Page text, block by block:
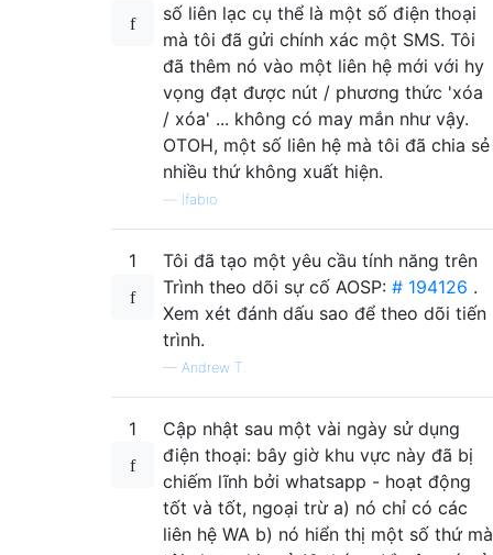
số liên lạc cụ thể là một số điện thoại
mà tôi đã gửi chính xác một SMS. Tôi
đã thêm nó vào một liên hệ mới với hy
vọng đạt được nút / phương thức 'xóa
/ xóa' ... không có may mắn như vậy.
OTOH, một số liên hệ mà tôi đã chia sẻ
nhiều thứ không xuất hiện.
lfabio
1
Tôi đã tạo một yêu cầu tính năng trên
Trình theo dõi sự cố AOSP: # 194126 .
Xem xét đánh dấu sao để theo dõi tiến
trình.
— Andrew T.
1
Cập nhật sau một vài ngày sử dụng
điện thoại: bây giờ khu vực này đã bị
chiếm lĩnh bởi whatsapp - hoạt động
tốt và tốt, ngoại trừ a) nó chỉ có các
liên hệ WA b) nó hiển thị một số thứ mà